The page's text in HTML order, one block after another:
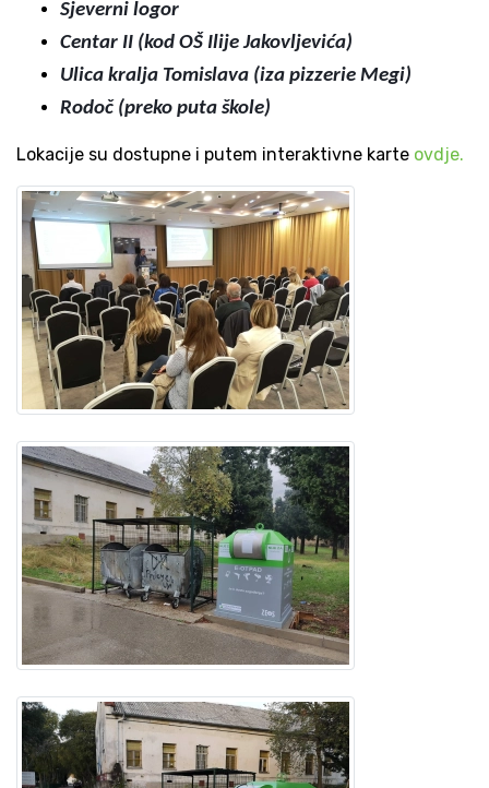
Sjeverni logor
Centar II (kod OŠ Ilije Jakovljevića)
Ulica kralja Tomislava (iza pizzerie Megi)
Rodoč (preko puta škole)
Lokacije su dostupne i putem interaktivne karte ovdje.